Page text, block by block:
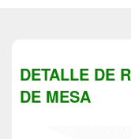
DETALLE DE
DE MESA